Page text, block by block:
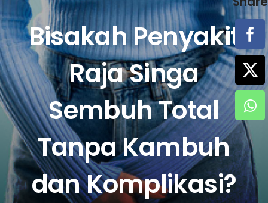
TENTANG KAMI
LAYANAN
FASILITAS
ARTIKEL
HUBUNGI KAMI
Search
Bisakah Penyakit
Raja Singa
Sembuh Total
Tanpa Kambuh
dan Komplikasi?